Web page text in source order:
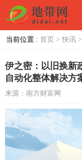
当前位置 : 首页 >快讯 >
伊之密：以旧换新
自动化整体解决方
来源：南方财富网